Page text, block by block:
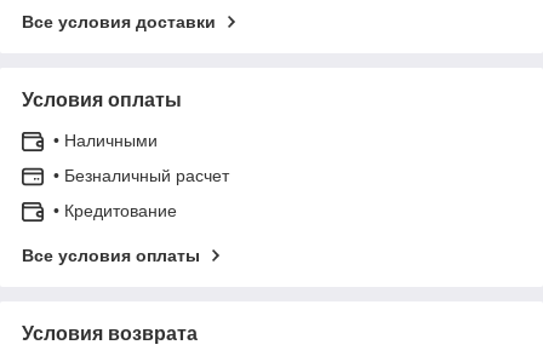
Все условия доставки
Условия оплаты
• Наличными
• Безналичный расчет
• Кредитование
Все условия оплаты
Условия возврата